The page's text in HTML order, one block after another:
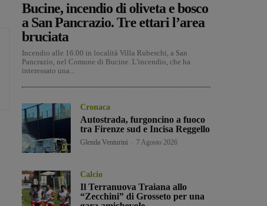
Bucine, incendio di oliveta e bosco
a San Pancrazio. Tre ettari l’area
bruciata
Incendio alle 16.00 in località Villa Rubeschi, a San
Pancrazio, nel Comune di Bucine. L'incendio, che ha
interessato una...
Cronaca
Autostrada, furgoncino a fuoco
tra Firenze sud e Incisa Reggello
Glenda Venturini 7 Agosto 2026
Calcio
Il Terranuova Traiana allo
“Zecchini” di Grosseto per una